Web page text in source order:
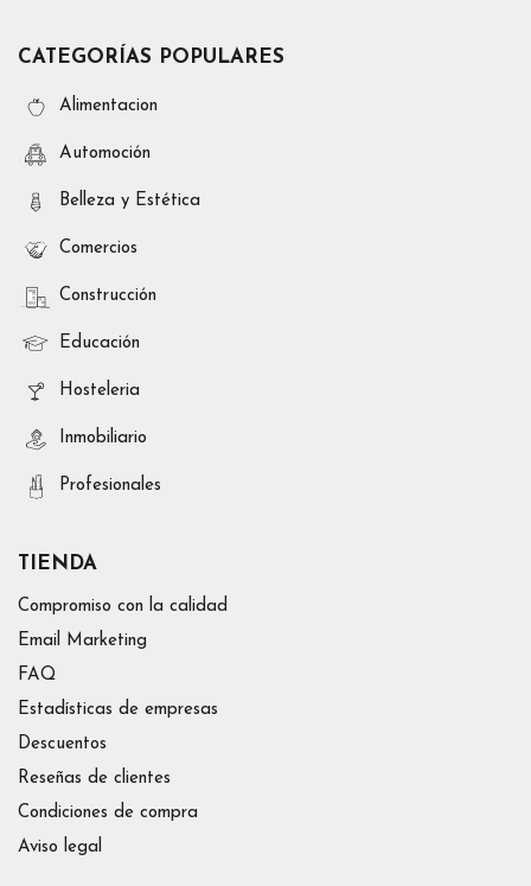
CATEGORÍAS POPULARES
Alimentacion
Automoción
Belleza y Estética
Comercios
Construcción
Educación
Hosteleria
Inmobiliario
Profesionales
TIENDA
Compromiso con la calidad
Email Marketing
FAQ
Estadísticas de empresas
Descuentos
Reseñas de clientes
Condiciones de compra
Aviso legal